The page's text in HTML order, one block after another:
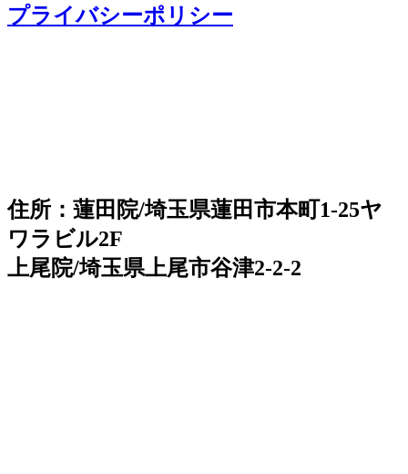
プライバシーポリシー
住所：蓮田院/埼玉県蓮田市本町1-25ヤ
ワラビル2F
上尾院/埼玉県上尾市谷津2-2-2